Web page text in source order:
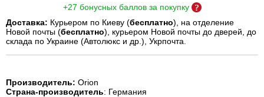
+27 бонусных баллов за покупку
Доставка: Курьером по Киеву (бесплатно), на отделение
Новой почты (бесплатно), курьером Новой почты до дверей, до
склада по Украине (Автолюкс и др.), Укрпочта.
Производитель: Orion
Страна-производитель: Германия